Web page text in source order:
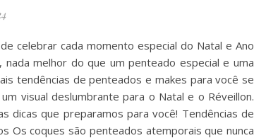
celebrar cada momento especial do Natal e Ano
melhor do que um penteado especial e uma
tendências de penteados e makes para você se
visual deslumbrante para o Natal e o Réveillon.
dicas que preparamos para você! Tendências de
Os coques são penteados atemporais que nunca